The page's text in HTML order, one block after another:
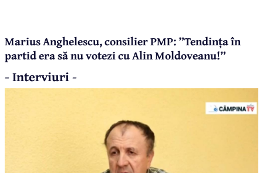
Marius Anghelescu, consilier PMP: ”Tendința în
partid era să nu votezi cu Alin Moldoveanu!”
- Interviuri -